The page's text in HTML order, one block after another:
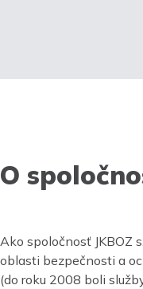
O
Ako spoločnosť JKBOZ
oblasti bezpečnosti a
(do roku 2008 boli